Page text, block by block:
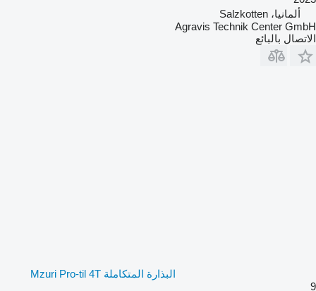
ألمانيا، Salzkotten
Agravis Technik Center GmbH
الاتصال بالبائع
البذارة المتكاملة Mzuri Pro-til 4T
9